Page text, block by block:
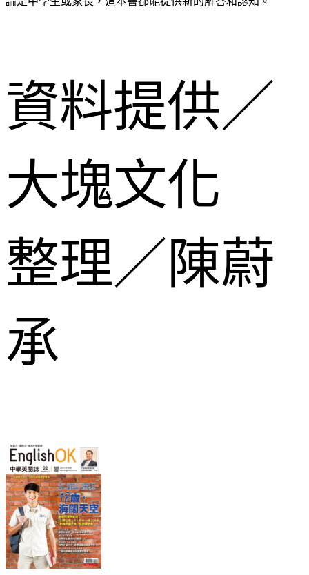
資料提供／
大塊文化
整理／陳蔚
承